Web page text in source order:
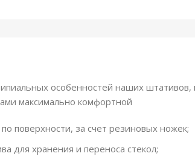
особенностей наших штативов,
максимально комфортной
поверхности, за счет резиновых ножек;
для хранения и переноса стекол;